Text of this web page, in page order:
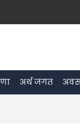
अर्थ जगत